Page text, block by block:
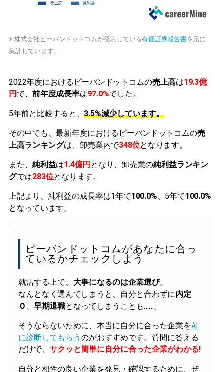
※ 株式会社ピーバンドットコムが発表している有価証券報告書を元に
集計しています。
2022年度におけるピーバンドットコムの売上高は19.3億
円 で、 前年度成長率は97.0%でした。
5年前と比較すると、 3.5%減少しています。
その中でも、最新年度におけるピーバンドットコムの売
上高ランキングは、卸売業内で348位となります。
また、 純利益は1.4億円 となり、卸売業の純利益ランキン
グでは283位となります。
上記より、純利益の成長率は1年で100.0%、5年で100.0%
となっています。
ピーバンドットコムがあなたに合っ
ているかチェックしよう
就活する上で、 大事になるのは企業選び。
なんとなく選んでしまうと、自分と合わずに内定
０、早期退職となってしまうことも……。
そうならないために、本当に自分に合った企業をAI
に診断してもらう のがおすすめです。質問に答える
だけで、 サクッと簡単に自分に合った企業がわかる!
自分と相性の良い企業を発見・確認するために、ぜ